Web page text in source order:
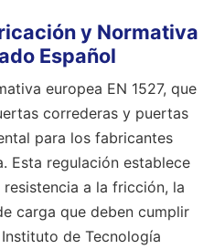
y Normativa
Español
europea EN 1527, que
correderas y puertas
para los fabricantes
Esta regulación establece
a la fricción, la
carga que deben cumplir
de Tecnología